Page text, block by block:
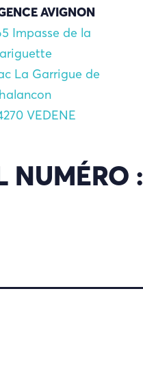
AVIGNON
Impasse de la
La Garrigue de
VEDENE
NUMÉRO :